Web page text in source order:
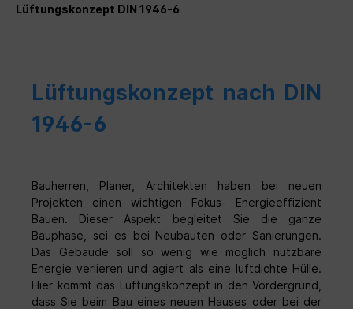
Lüftungskonzept DIN 1946-6
Lüftungskonzept nach DIN
1946-6
Bauherren, Planer, Architekten haben bei neuen
Projekten einen wichtigen Fokus- Energieeffizient
Bauen. Dieser Aspekt begleitet Sie die ganze
Bauphase, sei es bei Neubauten oder Sanierungen.
Das Gebäude soll so wenig wie möglich nutzbare
Energie verlieren und agiert als eine luftdichte Hülle.
Hier kommt das Lüftungskonzept in den Vordergrund,
dass Sie beim Bau eines neuen Hauses oder bei der